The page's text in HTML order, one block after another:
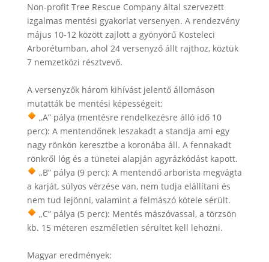
Non-profit Tree Rescue Company által szervezett
izgalmas mentési gyakorlat versenyen. A rendezvény
május 10-12 között zajlott a gyönyörű Kosteleci
Arborétumban, ahol 24 versenyző állt rajthoz, köztük
7 nemzetközi résztvevő.
A versenyzők három kihívást jelentő állomáson
mutatták be mentési képességeit:
„A” pálya (mentésre rendelkezésre álló idő 10
perc): A mentendőnek leszakadt a standja ami egy
nagy rönkön keresztbe a koronába áll. A fennakadt
rönkről lóg és a tünetei alapján agyrázkódást kapott.
„B” pálya (9 perc): A mentendő arborista megvágta
a karját, súlyos vérzése van, nem tudja elállítani és
nem tud lejönni, valamint a felmászó kötele sérült.
„C” pálya (5 perc): Mentés mászóvassal, a törzsön
kb. 15 méteren eszméletlen sérültet kell lehozni.
Magyar eredmények: